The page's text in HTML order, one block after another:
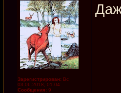
Зарегистрирован: Вс
03.06.2018, 01:04
Сообщения: 9